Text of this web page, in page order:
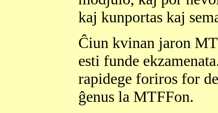
kaj kunportas kaj
Ĉiun kvinan jaron
esti funde
rapidege foriros for
ĝenus la MTFFon.